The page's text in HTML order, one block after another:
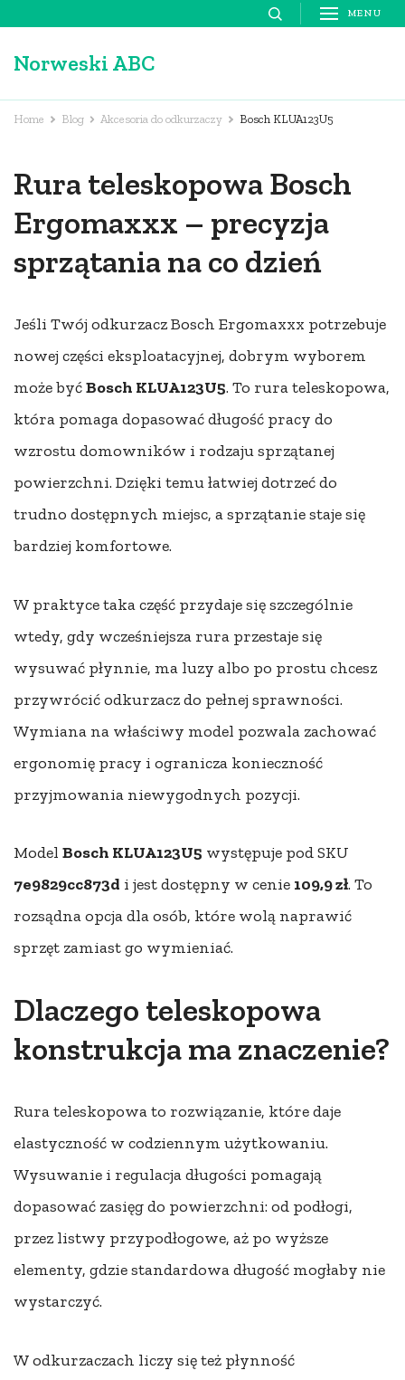
content
Enter)
MENU
Norweski ABC
Home Blog Akcesoria do odkurzaczy Bosch KLUA123U5
Rura teleskopowa Bosch
Ergomaxxx – precyzja
sprzątania na co dzień
Jeśli Twój odkurzacz Bosch Ergomaxxx potrzebuje
nowej części eksploatacyjnej, dobrym wyborem
może byćBosch KLUA123U5. To rura teleskopowa,
która pomaga dopasować długość pracy do
wzrostu domowników i rodzaju sprzątanej
powierzchni. Dzięki temu łatwiej dotrzeć do
trudno dostępnych miejsc, a sprzątanie staje się
bardziej komfortowe.
W praktyce taka część przydaje się szczególnie
wtedy, gdy wcześniejsza rura przestaje się
wysuwać płynnie, ma luzy albo po prostu chcesz
przywrócić odkurzacz do pełnej sprawności.
Wymiana na właściwy model pozwala zachować
ergonomię pracy i ogranicza konieczność
przyjmowania niewygodnych pozycji.
Model Bosch KLUA123U5 występuje pod SKU
7e9829cc873d i jest dostępny w cenie 109,9 zł. To
rozsądna opcja dla osób, które wolą naprawić
sprzęt zamiast go wymieniać.
Dlaczego teleskopowa
konstrukcja ma znaczenie?
Rura teleskopowa to rozwiązanie, które daje
elastyczność w codziennym użytkowaniu.
Wysuwanie i regulacja długości pomagają
dopasować zasięg do powierzchni: od podłogi,
przez listwy przypodłogowe, aż po wyższe
elementy, gdzie standardowa długość mogłaby nie
wystarczyć.
W odkurzaczach liczy się też płynność